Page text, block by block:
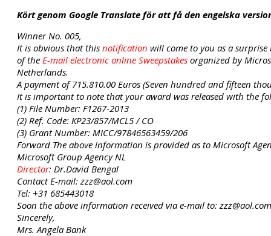
Kört genom Google Translate för att få den engelska
Winner No. 005,
It is obvious that this notification will come to you as a
of the E-mail electronic online Sweepstakes organized by
Netherlands.
A payment of 715.810.00 Euros (Seven hundred and fifteen
It is important to note that your award was released with the
(1) File Number: F1267-2013
(2) Ref. Code: KP23/857/MCL5 / CO
(3) Grant Number: MICC/97846563459/206
Forward The above information is provided as to Microsoft
Microsoft Group Agency NL
Director: Dr.David Bengal
Contact E-mail: zzz@aol.com
Tel: +31 685443018
Soon the above information received via e-mail to:
Sincerely,
Mrs. Angela Bank